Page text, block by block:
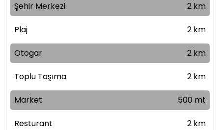
Şehir Merkezi 2 km
Plaj 2 km
Otogar 2 km
Toplu Taşıma 2 km
Market 500 mt
Resturant 2 km